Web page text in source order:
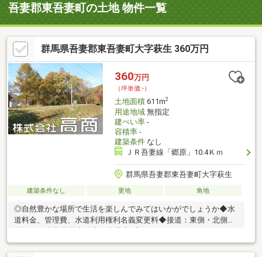
吾妻郡東吾妻町の土地 物件一覧
群馬県吾妻郡東吾妻町大字萩生 360万円
360万円
（坪単価:-）
土地面積611m2
用途地域無指定
建ぺい率-
容積率-
建築条件なし
ＪＲ吾妻線「郷原」10.4Ｋｍ
群馬県吾妻郡東吾妻町大字萩生
建築条件なし 更地 角地
◎自然豊かな場所で生活を楽しんでみてはいかがでしょうか◆水
道料金、管理費、水道利用権利名義変更料◆接道：東側・北側◆
現況：更地◆私営水道◆浄化槽◆プロパンガス